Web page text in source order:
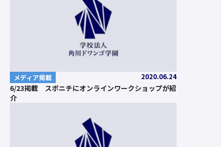
メディア掲載 2020.06.24
6/23掲載 スポニチにオンラインワークショップが紹
介